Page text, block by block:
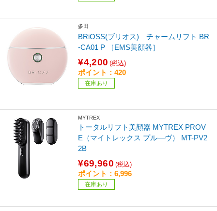
多田
BRiOSS(ブリオス) チャームリフト BR
-CA01 P ［EMS美顔器］
¥4,200 (税込)
ポイント：420
在庫あり
MYTREX
トータルリフト美顔器 MYTREX PROV
E（マイトレックス プル―ヴ） MT-PV2
2B
¥69,960 (税込)
ポイント：6,996
在庫あり